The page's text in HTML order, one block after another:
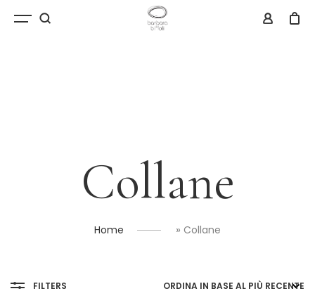
Collane
Home » Collane
FILTERS